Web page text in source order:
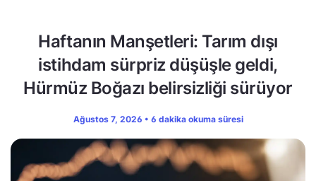
Haftanın Manşetleri: Tarım dışı
istihdam sürpriz düşüşle geldi,
Hürmüz Boğazı belirsizliği sürüyor
Ağustos 7, 2026 • 6 dakika okuma süresi